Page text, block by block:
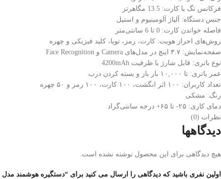
فرکانس تگ یا کارت: 13.5 مگاهرتز
جنس دستگاه: آلیاژ آلومینیوم و استیل
فاصله خواندن کارت: 0 تا 6 سانتی‌متر
روش‌های احراز هویت: کارت، رمز، تویا، کلید فیزیکی و چهره
صفحه‌نمایش: ۳.۷ اینچ در مدل‌های Camera و Face Recognition
نوع باتری: قابل شارژ با ظرفیت 4200mAh
عمر باتری: تا ۱۰,۰۰۰ بار باز و بسته کردن درب
تعداد کاربران: ۱۰۰ اثر انگشت، ۱۰۰ کارت، ۱۰۰ رمز و ۵۰ چهره
رنگ: مشکی
دمای کاری: ۲۵- تا ۶۵+ درجه سانتی‌گراد
نظرات (0)
دیدگاهها
هیچ دیدگاهی برای این محصول نوشته نشده است.
اولین نفری باشید که دیدگاهی را ارسال می کنید برای “دستگیره هوشمند مدل